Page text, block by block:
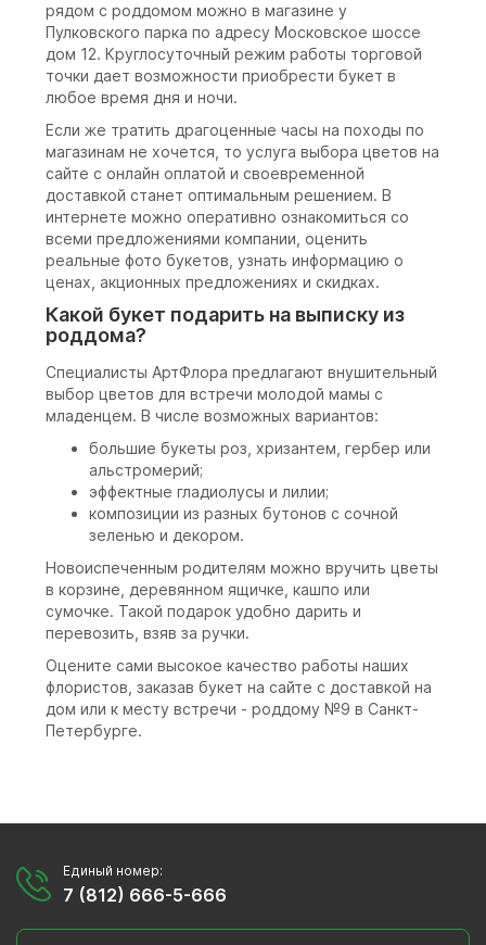
рядом с роддомом можно в магазине у
Пулковского парка по адресу Московское шоссе
дом 12. Круглосуточный режим работы торговой
точки дает возможности приобрести букет в
любое время дня и ночи.
Если же тратить драгоценные часы на походы по
магазинам не хочется, то услуга выбора цветов на
сайте с онлайн оплатой и своевременной
доставкой станет оптимальным решением. В
интернете можно оперативно ознакомиться со
всеми предложениями компании, оценить
реальные фото букетов, узнать информацию о
ценах, акционных предложениях и скидках.
Какой букет подарить на выписку из
роддома?
Специалисты АртФлора предлагают внушительный
выбор цветов для встречи молодой мамы с
младенцем. В числе возможных вариантов:
большие букеты роз, хризантем, гербер или
альстромерий;
эффектные гладиолусы и лилии;
композиции из разных бутонов с сочной
зеленью и декором.
Новоиспеченным родителям можно вручить цветы
в корзине, деревянном ящичке, кашпо или
сумочке. Такой подарок удобно дарить и
перевозить, взяв за ручки.
Оцените сами высокое качество работы наших
флористов, заказав букет на сайте с доставкой на
дом или к месту встречи - роддому №9 в Санкт-
Петербурге.
Единый номер:
7 (812) 666-5-666